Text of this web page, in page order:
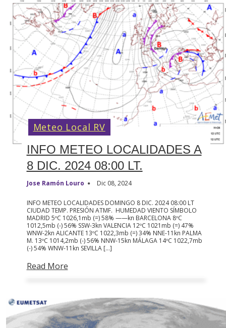
INFO METEO LOCALIDADES A
8 DIC. 2024 08:00 LT.
Jose Ramón Louro Dic 08, 2024
INFO METEO LOCALIDADES DOMINGO 8 DIC. 2024 08:00 LT
CIUDAD TEMP. PRESIÓN ATMF. HUMEDAD VIENTO SÍMBOLO
MADRID 5ºC 1026,1mb (=) 58% ——kn BARCELONA 8ºC
1012,5mb (-) 56% SSW-3kn VALENCIA 12ºC 1021mb (=) 47%
WNW-2kn ALICANTE 13ºC 1022,3mb (=) 34% NNE-11kn PALMA
M. 13ºC 1014,2mb (-) 56% NNW-15kn MÁLAGA 14ºC 1022,7mb
(-) 54% WNW-11kn SEVILLA […]
Read More
Meteo Local RV